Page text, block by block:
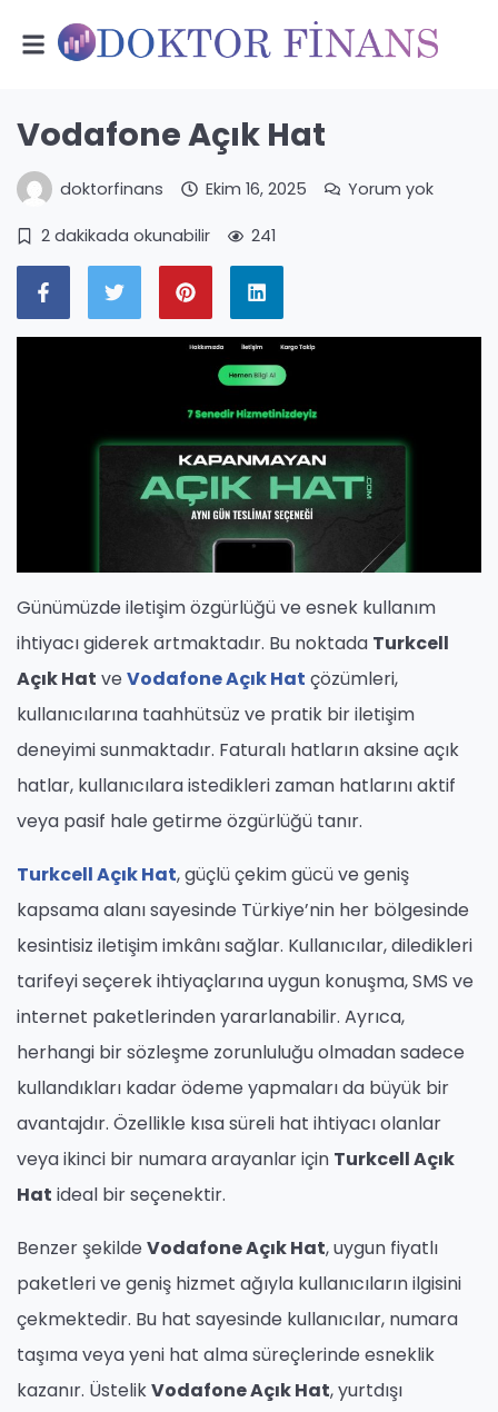
Vodafone Açık Hat
doktorfinans Ekim 16, 2025 Yorum yok
2 dakikada okunabilir 241
Günümüzde iletişim özgürlüğü ve esnek kullanım
ihtiyacı giderek artmaktadır. Bu noktada Turkcell
Açık Hat ve Vodafone Açık Hat çözümleri,
kullanıcılarına taahhütsüz ve pratik bir iletişim
deneyimi sunmaktadır. Faturalı hatların aksine açık
hatlar, kullanıcılara istedikleri zaman hatlarını aktif
veya pasif hale getirme özgürlüğü tanır.
Turkcell Açık Hat, güçlü çekim gücü ve geniş
kapsama alanı sayesinde Türkiye’nin her bölgesinde
kesintisiz iletişim imkânı sağlar. Kullanıcılar, diledikleri
tarifeyi seçerek ihtiyaçlarına uygun konuşma, SMS ve
internet paketlerinden yararlanabilir. Ayrıca,
herhangi bir sözleşme zorunluluğu olmadan sadece
kullandıkları kadar ödeme yapmaları da büyük bir
avantajdır. Özellikle kısa süreli hat ihtiyacı olanlar
veya ikinci bir numara arayanlar için Turkcell Açık
Hat ideal bir seçenektir.
Benzer şekilde Vodafone Açık Hat, uygun fiyatlı
paketleri ve geniş hizmet ağıyla kullanıcıların ilgisini
çekmektedir. Bu hat sayesinde kullanıcılar, numara
taşıma veya yeni hat alma süreçlerinde esneklik
kazanır. ÜstelikVodafone Açık Hat, yurtdışı